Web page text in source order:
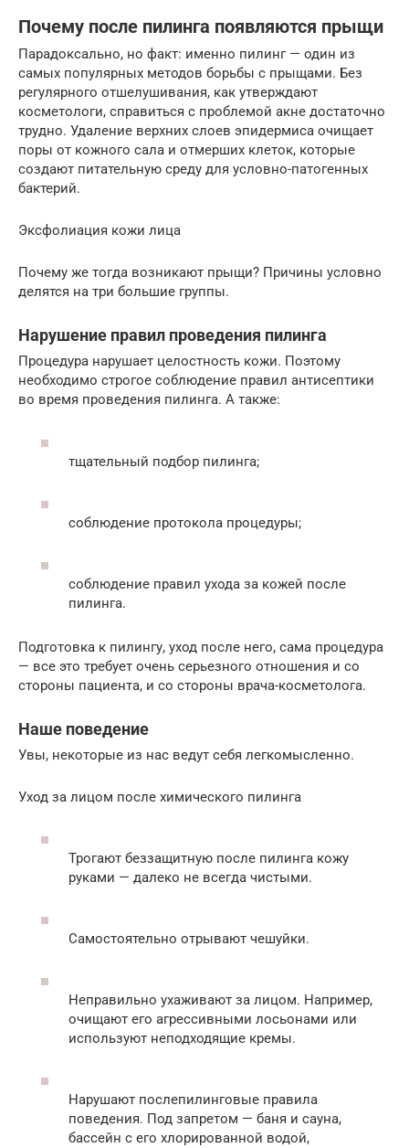
Почему после пилинга появляются прыщи
Парадоксально, но факт: именно пилинг — один из
самых популярных методов борьбы с прыщами. Без
регулярного отшелушивания, как утверждают
косметологи, справиться с проблемой акне достаточно
трудно. Удаление верхних слоев эпидермиса очищает
поры от кожного сала и отмерших клеток, которые
создают питательную среду для условно-патогенных
бактерий.
Эксфолиация кожи лица
Почему же тогда возникают прыщи? Причины условно
делятся на три большие группы.
Нарушение правил проведения пилинга
Процедура нарушает целостность кожи. Поэтому
необходимо строгое соблюдение правил антисептики
во время проведения пилинга. А также:
тщательный подбор пилинга;
соблюдение протокола процедуры;
соблюдение правил ухода за кожей после
пилинга.
Подготовка к пилингу, уход после него, сама процедура
— все это требует очень серьезного отношения и со
стороны пациента, и со стороны врача-косметолога.
Наше поведение
Увы, некоторые из нас ведут себя легкомысленно.
Уход за лицом после химического пилинга
Трогают беззащитную после пилинга кожу
руками — далеко не всегда чистыми.
Самостоятельно отрывают чешуйки.
Неправильно ухаживают за лицом. Например,
очищают его агрессивными лосьонами или
используют неподходящие кремы.
Нарушают послепилинговые правила
поведения. Под запретом — баня и сауна,
бассейн с его хлорированной водой,